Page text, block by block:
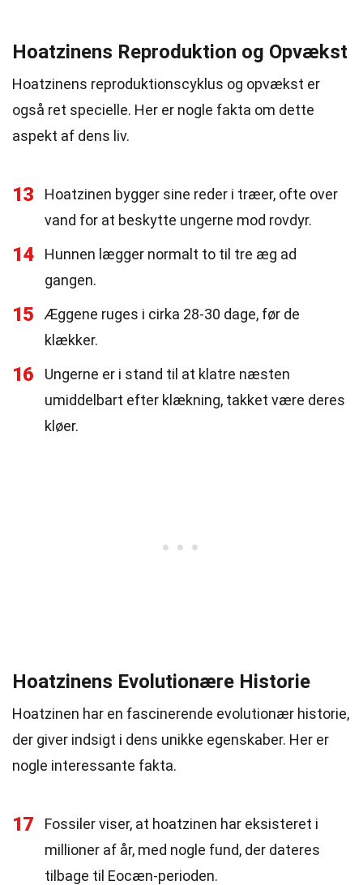
Hoatzinens Reproduktion og Opvækst
Hoatzinens reproduktionscyklus og opvækst er
også ret specielle. Her er nogle fakta om dette
aspekt af dens liv.
13
Hoatzinen bygger sine reder i træer, ofte over
vand for at beskytte ungerne mod rovdyr.
14
Hunnen lægger normalt to til tre æg ad
gangen.
15
Æggene ruges i cirka 28-30 dage, før de
klækker.
16
Ungerne er i stand til at klatre næsten
umiddelbart efter klækning, takket være deres
kløer.
Hoatzinens Evolutionære Historie
Hoatzinen har en fascinerende evolutionær historie,
der giver indsigt i dens unikke egenskaber. Her er
nogle interessante fakta.
17
Fossiler viser, at hoatzinen har eksisteret i
millioner af år, med nogle fund, der dateres
tilbage til Eocæn-perioden.